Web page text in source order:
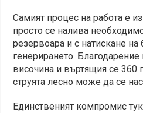
Самият процес на работа е
просто се налива
резервоара и с натискане на
генерирането. Благодарение
височина и въртящия се 360
струята лесно може да се
Единственият компромис